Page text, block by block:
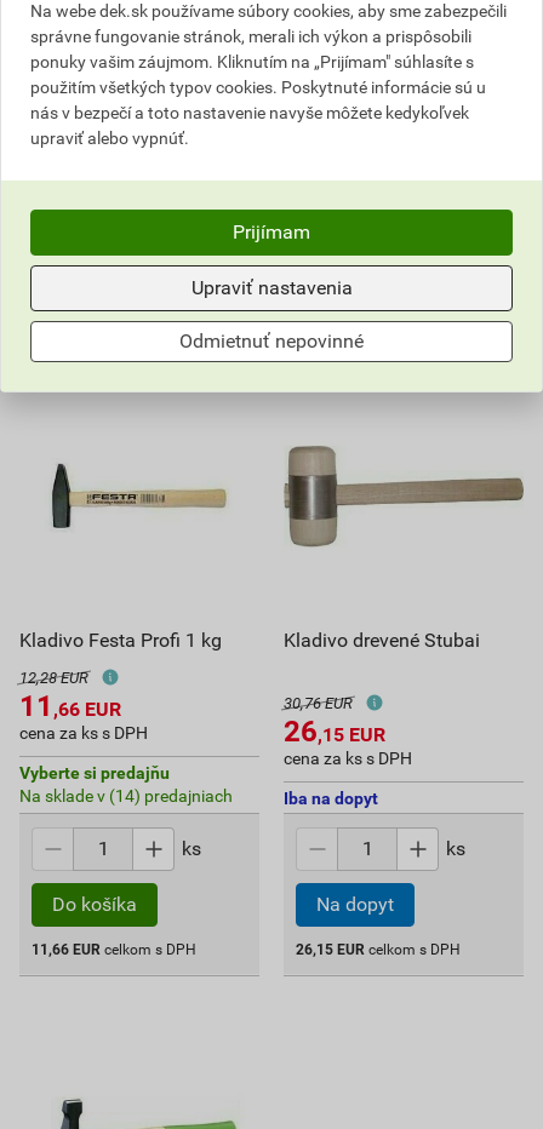
29,22 EUR
23,14EUR
cena za ks s DPH
Vyberte si predajňu
Na sklade v (16) predajniach
Do košíka
23,14
9,41 EUR
8,94EUR
cena za ks s DPH
Vyberte si predajňu
Do košíka
Kladivo Festa Profi 1 kg
12,28 EUR
11 ,66 EUR
cena za ks s DPH
Vyberte si predajňu
Na sklade v (14) predajniach
ks
Do košíka
11,66 EUR celkom s DPH
Kladivo drevené Stubai
30,76 EUR
26,15 EUR
cena za ks s DPH
Iba na dopyt
ks
Na dopyt
26,15 EUR celkom s DPH
Na webe dek.sk používame súbory cookies, aby sme zabezpečili
správne fungovanie stránok, merali ich výkon a prispôsobili
ponuky vašim záujmom. Kliknutím na „Prijímam" súhlasíte s
použitím všetkých typov cookies. Poskytnuté informácie sú u
nás v bezpečí a toto nastavenie navyše môžete kedykoľvek
upraviť alebo vypnúť.
Prijímam
Upraviť nastavenia
Odmietnuť nepovinné